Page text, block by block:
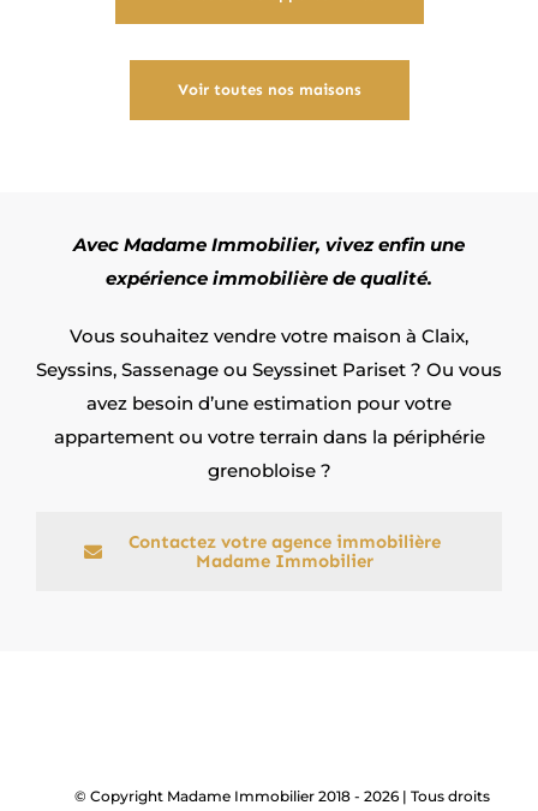
Voir toutes nos maisons
Avec Madame Immobilier, vivez enfin une
expérience immobilière de qualité.
Vous souhaitez vendre votre maison à Claix,
Seyssins, Sassenage ou Seyssinet Pariset ? Ou vous
avez besoin d’une estimation pour votre
appartement ou votre terrain dans la périphérie
grenobloise ?
Contactez votre agence immobilière
Madame Immobilier
© Copyright Madame Immobilier 2018 - 2026 | Tous droits